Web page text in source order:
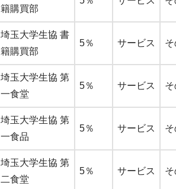
籍購買部
埼玉大学生協 書
籍購買部
5％ サービス
埼玉大学生協 第
一食堂
5％ サービス
埼玉大学生協 第
一食品
5％ サービス
埼玉大学生協 第
二食堂
5％ サービス